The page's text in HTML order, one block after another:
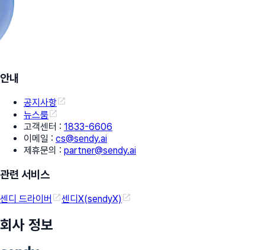
안내
공지사항
뉴스룸
고객센터 : 1833-6606
이메일 : cs@sendy.ai
제휴문의 : partner@sendy.ai
관련 서비스
센디 드라이버 센디X(sendyX)
회사 정보